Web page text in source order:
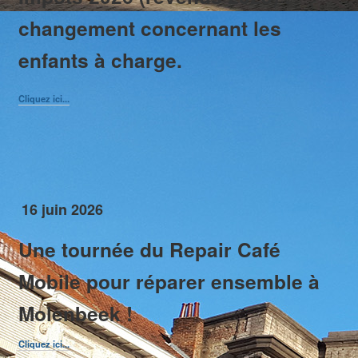
Marchés / Braderies / Brocantes Molenbeek en chiffres
Molenbeek en images Patrimoine
Promenades
changement concernant les
enfants à charge.
Cliquez ici...
16 juin 2026
Une tournée du Repair Café
Mobile pour réparer ensemble à
Molenbeek !
Cliquez ici...